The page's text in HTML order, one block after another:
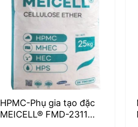
HPMC-Phụ gia tạo đặc
MEICELL® FMD-2311